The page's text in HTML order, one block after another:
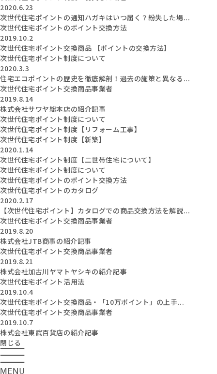
2020.6.23
次世代住宅ポイントの通知ハガキはいつ届く？紛失した場...
次世代住宅ポイントのポイント交換方法
2019.10.2
次世代住宅ポイント交換商品 【ポイントの交換方法】
次世代住宅ポイント制度について
2020.3.3
住宅エコポイントの歴史を徹底解剖！過去の施策と異なる...
次世代住宅ポイント交換商品事業者
2019.8.14
株式会社サワヤ総本店の紹介記事
次世代住宅ポイント制度について
次世代住宅ポイント制度【リフォーム工事】
次世代住宅ポイント制度【新築】
2020.1.14
次世代住宅ポイント制度【二世帯住宅について】
次世代住宅ポイント制度について
次世代住宅ポイントのポイント交換方法
次世代住宅ポイントのカタログ
2020.2.17
【次世代住宅ポイント】カタログでの商品交換方法を解説...
次世代住宅ポイント交換商品事業者
2019.8.20
株式会社JTB商事の紹介記事
次世代住宅ポイント交換商品事業者
2019.8.21
株式会社加古川ヤマトヤシキの紹介記事
次世代住宅ポイント活用法
2019.10.4
次世代住宅ポイント交換商品・「10万ポイント」の上手...
次世代住宅ポイント交換商品事業者
2019.10.7
株式会社東武百貨店の紹介記事
閉じる